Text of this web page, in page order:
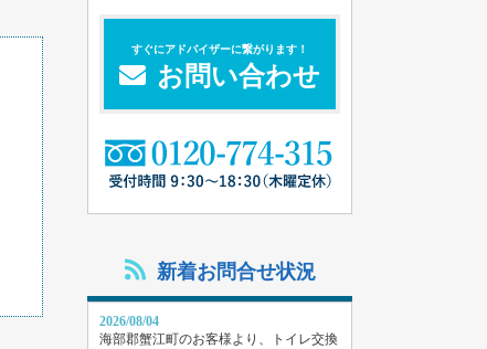
すぐにアドバイザーに繋がります！
お問い合わせ
新着お問合せ状況
2026/08/04
海部郡蟹江町のお客様より、トイレ交換